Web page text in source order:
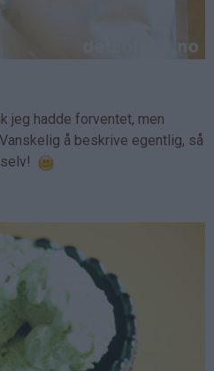
jeg hadde forventet, men
å beskrive egentlig, så